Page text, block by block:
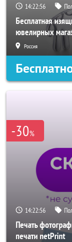
14:22:54
Бесплатная
ювелирных
Россия
-30%
14:22:54
Печать
печати netPrint